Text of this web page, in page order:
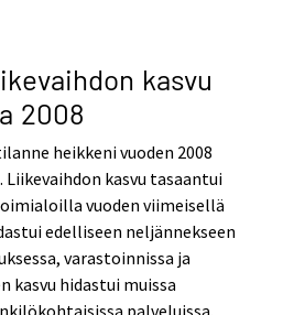
kasvu
2008
heikkeni vuoden 2008
kasvu tasaantui
vuoden viimeisellä
edelliseen neljännekseen
varastoinnissa ja
kasvu hidastui muissa